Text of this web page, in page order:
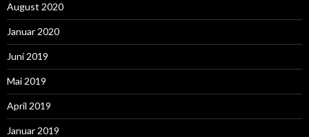
August 2020
Januar 2020
Juni 2019
Mai 2019
April 2019
Januar 2019